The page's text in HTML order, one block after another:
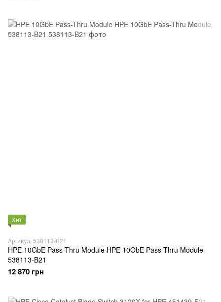
Хит
Артикул: 538113-B21
HPE 10GbE Pass-Thru Module HPE 10GbE Pass-Thru Module
538113-B21
12 870 грн